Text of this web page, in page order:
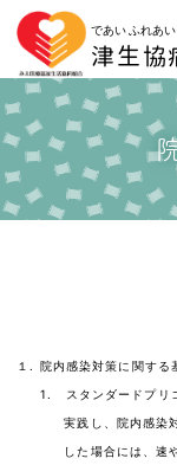
であい ふれあ
津生協
１. 院内感染対策に関する
1. スタンダードプリ
実践し、院内感染
した場合には、速